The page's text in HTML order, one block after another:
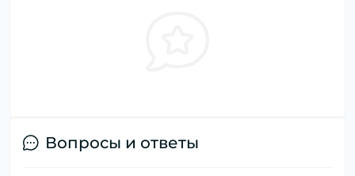
Вопросы и ответы